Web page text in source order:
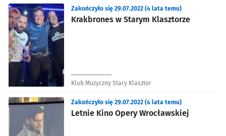
Krakbrones w Starym Klasztorze
Zakończyło się 29.07.2022 (4 lata temu)
Klub Muzyczny Stary Klasztor
Letnie Kino Opery Wrocławskiej
Zakończyło się 29.07.2022 (4 lata temu)